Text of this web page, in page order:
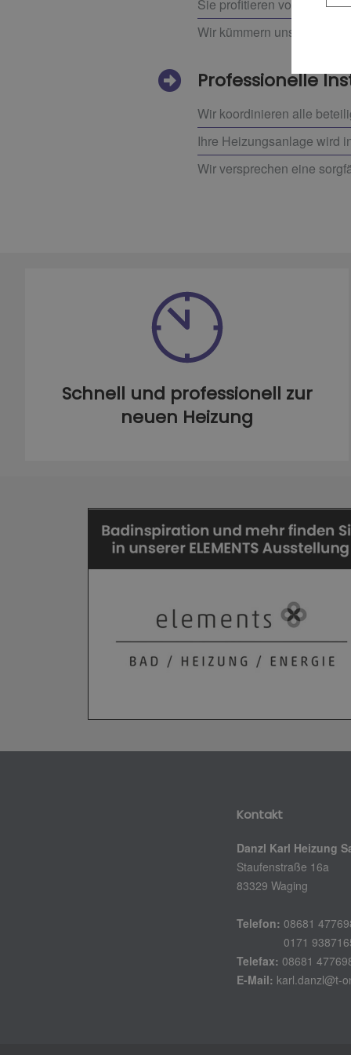
Sie profitieren von
Wir kümmern uns um
Professionelle
Wir koordinieren alle
Ihre Heizungsanlage wird
Wir versprechen eine
Schnell und professionell zur
neuen Heizung
Kontakt
Danzl Karl Heizung
Staufenstraße 16a
83329 Waging
Telefon: 08681
0171
Telefax:08681
E-Mail: karl.danzl@t-